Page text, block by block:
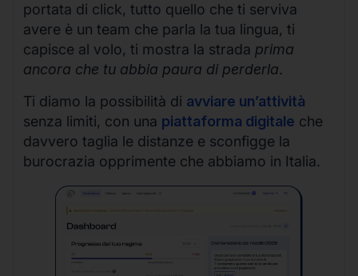
portata di click, tutto quello che ti serviva
avere è un team che parla la tua lingua, ti
capisce al volo, ti mostra la strada prima
ancora che tu abbia paura di perderla.
Ti diamo la possibilità di avviare un’attività
senza limiti, con una piattaforma digitale che
davvero taglia le distanze e sconfigge la
burocrazia opprimente che abbiamo in Italia.